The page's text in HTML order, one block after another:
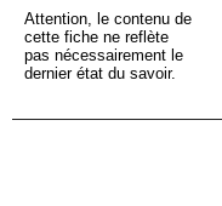
Attention, le contenu de
cette fiche ne reflète
pas nécessairement le
dernier état du savoir.